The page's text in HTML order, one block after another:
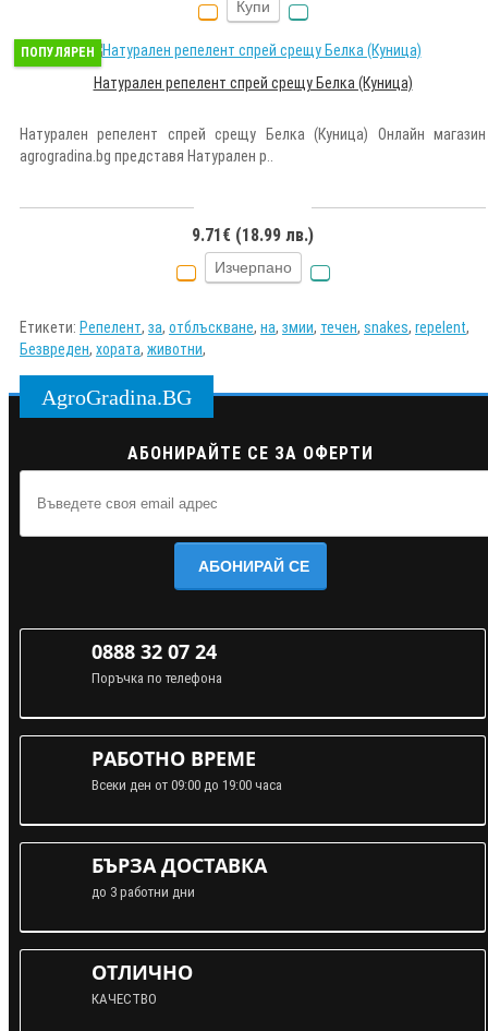
Купи
ПОПУЛЯРЕН
Натурален репелент спрей срещу Белка (Куница)
Натурален репелент спрей срещу Белка (Куница) Онлайн магазин
agrogradina.bg представя Натурален р..
9.71€ (18.99 лв.)
Изчерпано
Етикети: Репелент, за, отблъскване, на, змии, течен, snakes, repelent,
Безвреден, хората, животни,
AgroGradina.BG
АБОНИРАЙТЕ СЕ ЗА ОФЕРТИ
АБОНИРАЙ СЕ
0888 32 07 24
Поръчка по телефона
РАБОТНО ВРЕМЕ
Всеки ден от 09:00 до 19:00 часа
БЪРЗА ДОСТАВКА
до 3 работни дни
ОТЛИЧНО
КАЧЕСТВО